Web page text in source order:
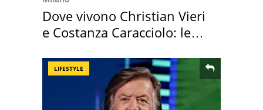
Dove vivono Christian Vieri
e Costanza Caracciolo: le
LIFESTYLE